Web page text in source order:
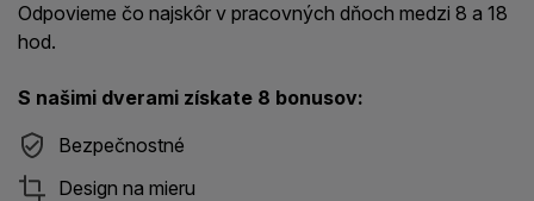
Odpovieme čo najskôr v pracovných dňoch medzi 8 a 18
hod.
S našimi dverami získate 8 bonusov:
Bezpečnostné
Design na mieru